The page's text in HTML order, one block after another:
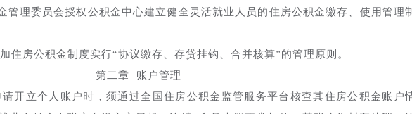
管理委员会授权公积金中心建立健全灵活就业人员的住房公积金缴存、使用管理制
住房公积金制度实行“协议缴存、存贷挂钩、合并核算”的管理原则。
第二章 账户管理
开立个人账户时，须通过全国住房公积金监管服务平台核查其住房公积金账户